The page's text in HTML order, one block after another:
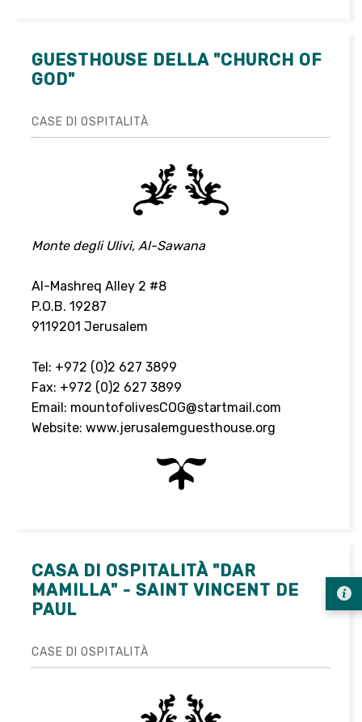
GUESTHOUSE DELLA "CHURCH OF
GOD"
CASE DI OSPITALITÀ
Monte degli Ulivi, Al-Sawana
Al-Mashreq Alley 2 #8
P.O.B. 19287
9119201 Jerusalem
Tel: +972 (0)2 627 3899
Fax: +972 (0)2 627 3899
Email: mountofolivesCOG@startmail.com
Website: www.jerusalemguesthouse.org
CASA DI OSPITALITÀ "DAR
MAMILLA" - SAINT VINCENT DE
PAUL
CASE DI OSPITALITÀ